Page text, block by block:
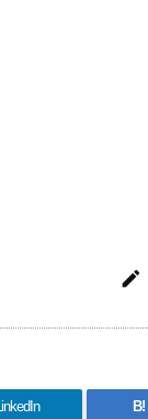

LinkedIn B!